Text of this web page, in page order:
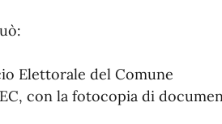
Elettorale del Comune
con la fotocopia di